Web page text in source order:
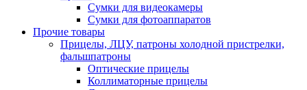
Сумки для видеокамеры
Сумки для фотоаппаратов
Прочие товары
Прицелы, ЛЦУ, патроны холодной пристрелки,
фальшпатроны
Оптические прицелы
Коллиматорные прицелы